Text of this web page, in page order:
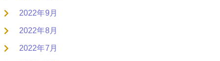
2022年9月
2022年8月
2022年7月